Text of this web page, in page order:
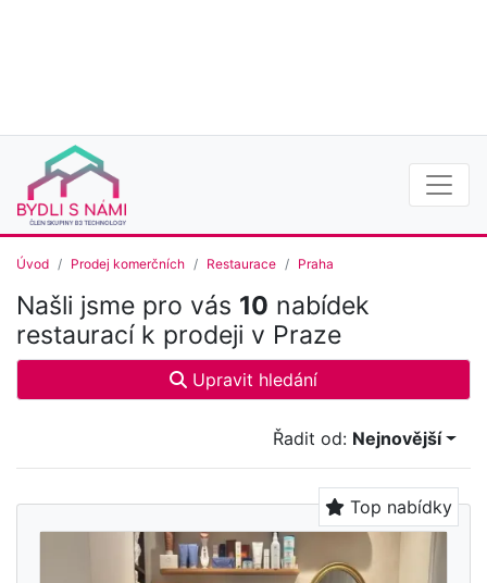
Úvod Prodej komerčních Restaurace Praha
Našli jsme pro vás 10 nabídek
restaurací k prodeji v Praze
Upravit hledání
Řadit od: Nejnovější
Top nabídky